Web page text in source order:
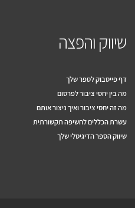
שיווק והפצה
דף פייסבוק לספר שלך
מה בין יחסי ציבור לפרסום
מה זה יחסי ציבור ואיך ניצור אותם
עשרת הכללים לחשיפה תקשורתית
שיווק הספר הדיגיטלי שלך